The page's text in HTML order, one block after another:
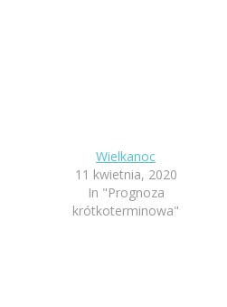
Wielkanoc
11 kwietnia, 2020
In "Prognoza
krótkoterminowa"